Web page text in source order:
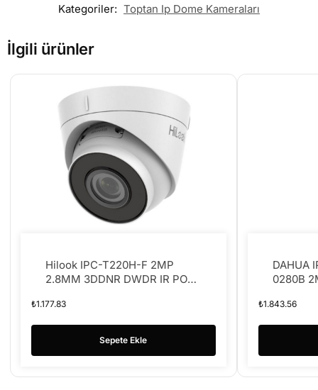
Kategoriler: Toptan Ip Dome Kameraları
İlgili ürünler
Hilook IPC-T220H-F 2MP
2.8MM 3DDNR DWDR IR POE
₺1.177.83
Sepete Ekle
DAHUA
0280B
KAMERA
₺1.843.56